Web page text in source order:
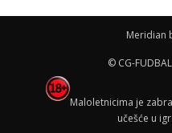
Meridian
© CG-
Maloletnicima je
učešće u